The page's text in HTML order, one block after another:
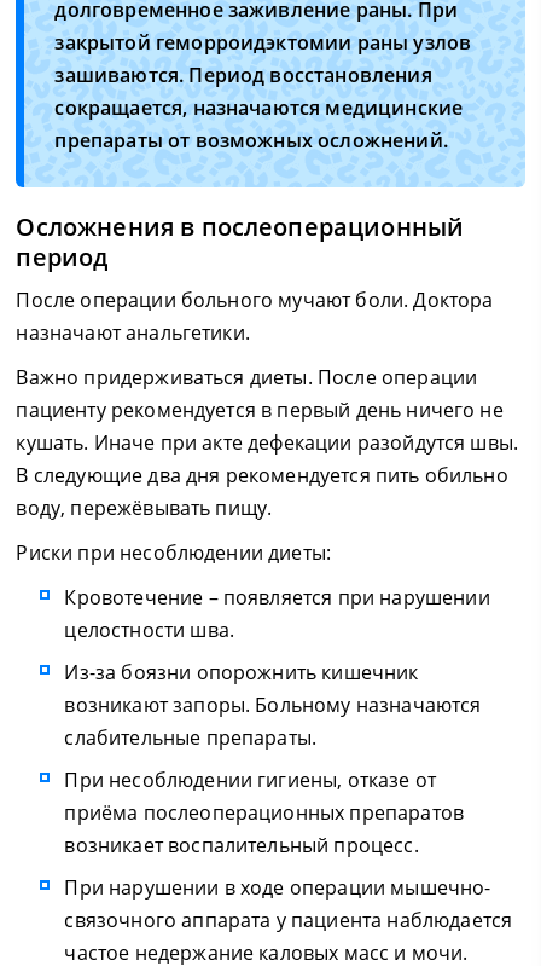
долговременное заживление раны. При
закрытой геморроидэктомии раны узлов
зашиваются. Период восстановления
сокращается, назначаются медицинские
препараты от возможных осложнений.
Осложнения в послеоперационный
период
После операции больного мучают боли. Доктора
назначают анальгетики.
Важно придерживаться диеты. После операции
пациенту рекомендуется в первый день ничего не
кушать. Иначе при акте дефекации разойдутся швы.
В следующие два дня рекомендуется пить обильно
воду, пережёвывать пищу.
Риски при несоблюдении диеты:
Кровотечение – появляется при нарушении
целостности шва.
Из-за боязни опорожнить кишечник
возникают запоры. Больному назначаются
слабительные препараты.
При несоблюдении гигиены, отказе от
приёма послеоперационных препаратов
возникает воспалительный процесс.
При нарушении в ходе операции мышечно-
связочного аппарата у пациента наблюдается
частое недержание каловых масс и мочи.